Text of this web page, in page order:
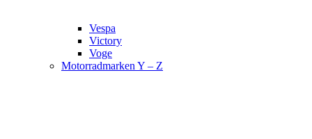
Vespa
Victory
Voge
Motorradmarken Y – Z